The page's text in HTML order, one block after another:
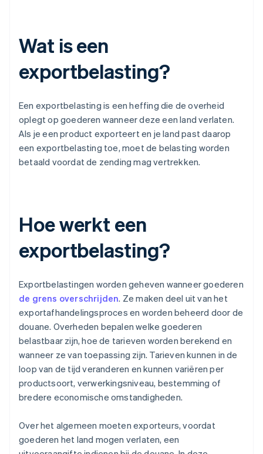
Wat is een
exportbelasting?
Een exportbelasting is een heffing die de overheid
oplegt op goederen wanneer deze een land verlaten.
Als je een product exporteert en je land past daarop
een exportbelasting toe, moet de belasting worden
betaald voordat de zending mag vertrekken.
Hoe werkt een
exportbelasting?
Exportbelastingen worden geheven wanneer goederen
de grens overschrijden. Ze maken deel uit van het
exportafhandelingsproces en worden beheerd door de
douane. Overheden bepalen welke goederen
belastbaar zijn, hoe de tarieven worden berekend en
wanneer ze van toepassing zijn. Tarieven kunnen in de
loop van de tijd veranderen en kunnen variëren per
productsoort, verwerkingsniveau, bestemming of
bredere economische omstandigheden.
Over het algemeen moeten exporteurs, voordat
goederen het land mogen verlaten, een